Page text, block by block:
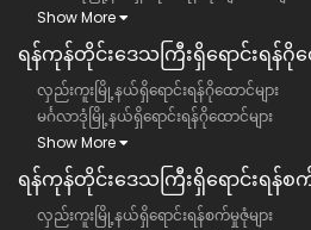
Show More
ရန်ကုန်တိုင်းဒေသကြီး​ရှိရောင်းရန်ဂိုထ
လှည်းကူးမြို့နယ်ရှိရောင်းရန်ဂိုထောင်များ
မင်္ဂလာဒုံမြို့နယ်ရှိရောင်းရန်ဂိုထောင်များ
Show More
ရန်ကုန်တိုင်းဒေသကြီး​ရှိရောင်းရန်စက်
လှည်းကူးမြို့နယ်ရှိရောင်းရန်စက်မှုဇုံများ